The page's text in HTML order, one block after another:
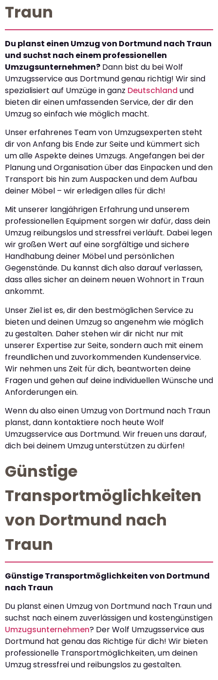
Traun
Du planst einen Umzug von Dortmund nach Traun
und suchst nach einem professionellen
Umzugsunternehmen? Dann bist du bei Wolf
Umzugsservice aus Dortmund genau richtig! Wir sind
spezialisiert auf Umzüge in ganz Deutschland und
bieten dir einen umfassenden Service, der dir den
Umzug so einfach wie möglich macht.
Unser erfahrenes Team von Umzugsexperten steht
dir von Anfang bis Ende zur Seite und kümmert sich
um alle Aspekte deines Umzugs. Angefangen bei der
Planung und Organisation über das Einpacken und den
Transport bis hin zum Auspacken und dem Aufbau
deiner Möbel – wir erledigen alles für dich!
Mit unserer langjährigen Erfahrung und unserem
professionellen Equipment sorgen wir dafür, dass dein
Umzug reibungslos und stressfrei verläuft. Dabei legen
wir großen Wert auf eine sorgfältige und sichere
Handhabung deiner Möbel und persönlichen
Gegenstände. Du kannst dich also darauf verlassen,
dass alles sicher an deinem neuen Wohnort in Traun
ankommt.
Unser Ziel ist es, dir den bestmöglichen Service zu
bieten und deinen Umzug so angenehm wie möglich
zu gestalten. Daher stehen wir dir nicht nur mit
unserer Expertise zur Seite, sondern auch mit einem
freundlichen und zuvorkommenden Kundenservice.
Wir nehmen uns Zeit für dich, beantworten deine
Fragen und gehen auf deine individuellen Wünsche und
Anforderungen ein.
Wenn du also einen Umzug von Dortmund nach Traun
planst, dann kontaktiere noch heute Wolf
Umzugsservice aus Dortmund. Wir freuen uns darauf,
dich bei deinem Umzug unterstützen zu dürfen!
Günstige
Transportmöglichkeiten
von Dortmund nach
Traun
Günstige Transportmöglichkeiten von Dortmund
nach Traun
Du planst einen Umzug von Dortmund nach Traun und
suchst nach einem zuverlässigen und kostengünstigen
Umzugsunternehmen? Der Wolf Umzugsservice aus
Dortmund hat genau das Richtige für dich! Wir bieten
professionelle Transportmöglichkeiten, um deinen
Umzug stressfrei und reibungslos zu gestalten.